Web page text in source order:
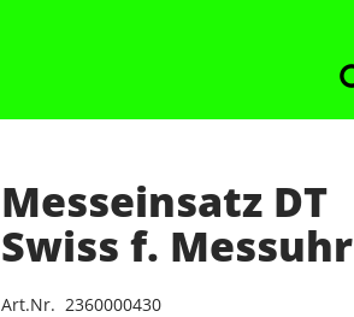
Messeinsatz DT
Swiss f. Messuhr
Art.Nr. 2360000430